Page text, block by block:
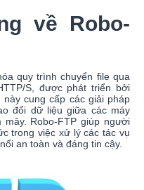
về Robo-
quy trình chuyển file qua
S, được phát triển bởi
này cung cấp các giải pháp
đổi dữ liệu giữa các máy
Robo-FTP giúp người
trong việc xử lý các tác vụ
an toàn và đáng tin cậy.